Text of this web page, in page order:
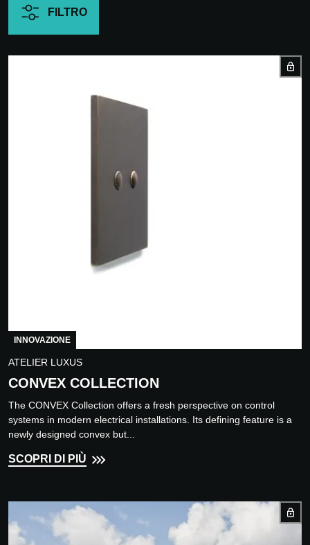
FILTRO
INNOVAZIONE
ATELIER LUXUS
CONVEX COLLECTION
The CONVEX Collection offers a fresh perspective on control
systems in modern electrical installations. Its defining feature is a
newly designed convex but...
SCOPRI DI PIÙ